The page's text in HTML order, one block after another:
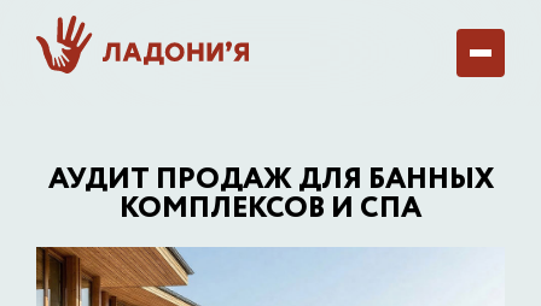
АУДИТ ПРОДАЖ ДЛЯ БАННЫХ
КОМПЛЕКСОВ И СПА